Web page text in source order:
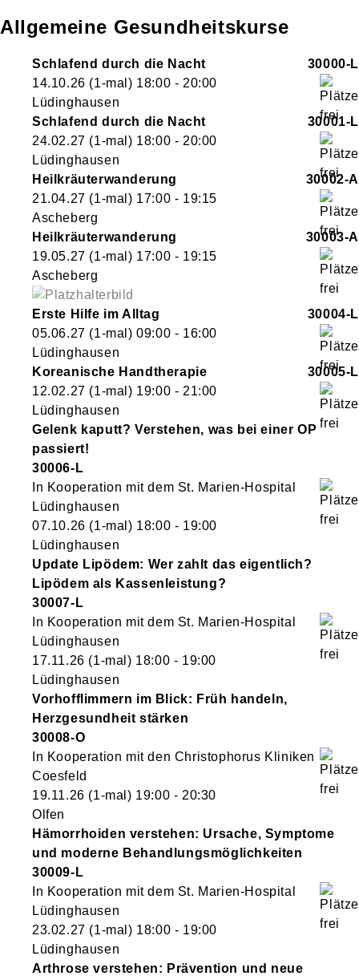
Allgemeine Gesundheitskurse
Schlafend durch die Nacht
30000-L
14.10.26 (1-mal) 18:00 - 20:00
Lüdinghausen
Schlafend durch die Nacht
30001-L
24.02.27 (1-mal) 18:00 - 20:00
Lüdinghausen
Heilkräuterwanderung
30002-A
21.04.27 (1-mal) 17:00 - 19:15
Ascheberg
Heilkräuterwanderung
30003-A
19.05.27 (1-mal) 17:00 - 19:15
Ascheberg
Erste Hilfe im Alltag
30004-L
05.06.27 (1-mal)09:00 - 16:00
Lüdinghausen
Koreanische Handtherapie
30005-L
12.02.27 (1-mal) 19:00 - 21:00
Lüdinghausen
Gelenk kaputt? Verstehen, was bei einer OP
passiert!
30006-L
In Kooperation mit dem St. Marien-Hospital
Lüdinghausen
07.10.26 (1-mal) 18:00 - 19:00
Lüdinghausen
Update Lipödem: Wer zahlt das eigentlich?
Lipödem als Kassenleistung?
30007-L
In Kooperation mit dem St. Marien-Hospital
Lüdinghausen
17.11.26 (1-mal) 18:00 - 19:00
Lüdinghausen
Vorhofflimmern im Blick: Früh handeln,
Herzgesundheit stärken
30008-O
In Kooperation mit den Christophorus Kliniken
Coesfeld
19.11.26 (1-mal) 19:00 - 20:30
Olfen
Hämorrhoiden verstehen: Ursache, Symptome
und moderne Behandlungsmöglichkeiten
30009-L
In Kooperation mit dem St. Marien-Hospital
Lüdinghausen
23.02.27 (1-mal) 18:00 - 19:00
Lüdinghausen
Arthrose verstehen: Prävention und neue